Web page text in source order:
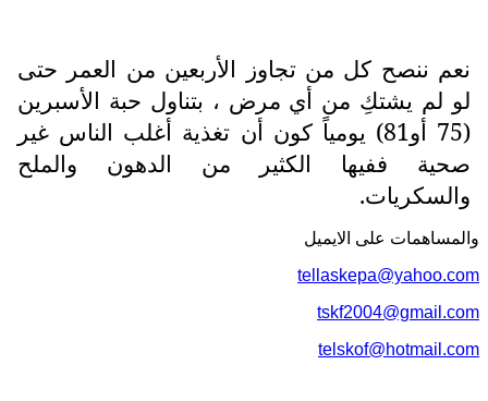
نعم ننصح كل من تجاوز الأربعين من العمر حتى
لو لم يشتكِ من أي مرض ، بتناول حبة الأسبرين
(75 أو81) يومياً كون أن تغذية أغلب الناس غير
صحية ففيها الكثير من الدهون والملح
والسكريات.
والمساهمات علی الایمیل
tellaskepa@yahoo.com
tskf2004@gmail.com
telskof@hotmail.com